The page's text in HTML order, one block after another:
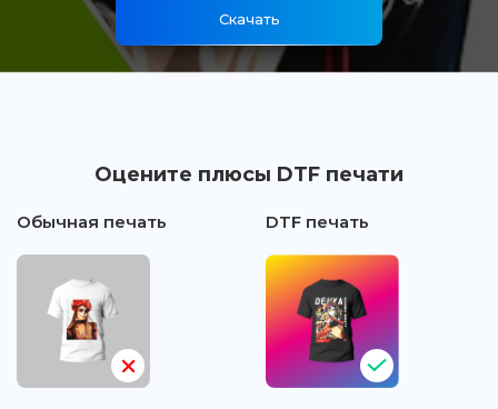
Скачать
Оцените плюсы DTF печати
Обычная печать DTF печать